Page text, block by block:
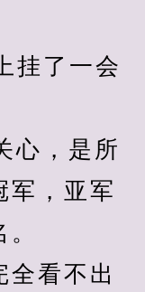
了一会
，是所
军，亚军
看不出